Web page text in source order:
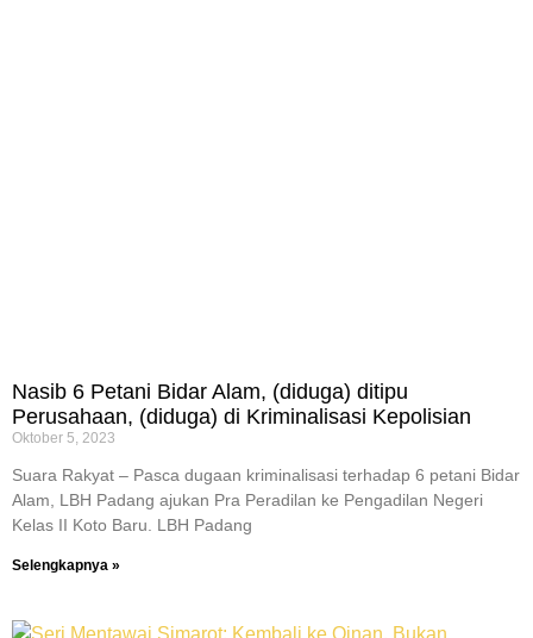
Nasib 6 Petani Bidar Alam, (diduga) ditipu
Perusahaan, (diduga) di Kriminalisasi Kepolisian
Oktober 5, 2023
Suara Rakyat – Pasca dugaan kriminalisasi terhadap 6 petani Bidar
Alam, LBH Padang ajukan Pra Peradilan ke Pengadilan Negeri
Kelas II Koto Baru. LBH Padang
Selengkapnya »